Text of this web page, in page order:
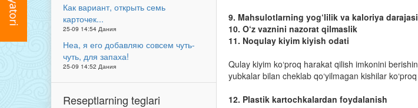
Как вариант, открыть семь
карточек...
25-09 14:54 Дания
Неа, я его добавляю совсем чуть-
чуть, для запаха!
25-09 14:52 Дания
Reseptlarning teglari
9. Mahsulotlarning yog‘lilik va kaloriya
10. O‘z vaznini nazorat qilmaslik
11. Noqulay kiyim kiyish odati
Qulay kiyim ko‘proq harakat qilish imkonini
yubkalar bilan cheklab qo‘yilmagan kishilar
12. Plastik kartochkalardan foydalanish